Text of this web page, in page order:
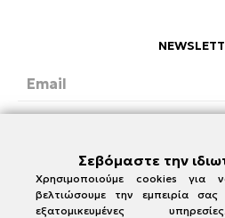
Σεβόμαστε την
Χρησιμοποιούμε cookies για
βελτιώσουμε την εμπειρία
εξατομικευμένες